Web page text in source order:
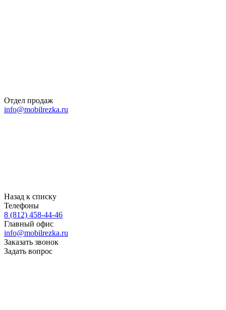
Отдел продаж
info@mobilrezka.ru
Назад к списку
Телефоны
8 (812) 458-44-46
Главный офис
info@mobilrezka.ru
Заказать звонок
Задать вопрос